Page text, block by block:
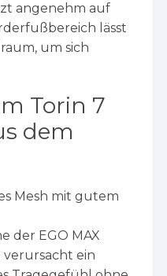
angenehm auf
lässt
um sich
Torin 7
dem
Mesh mit gutem
der EGO MAX
verursacht ein